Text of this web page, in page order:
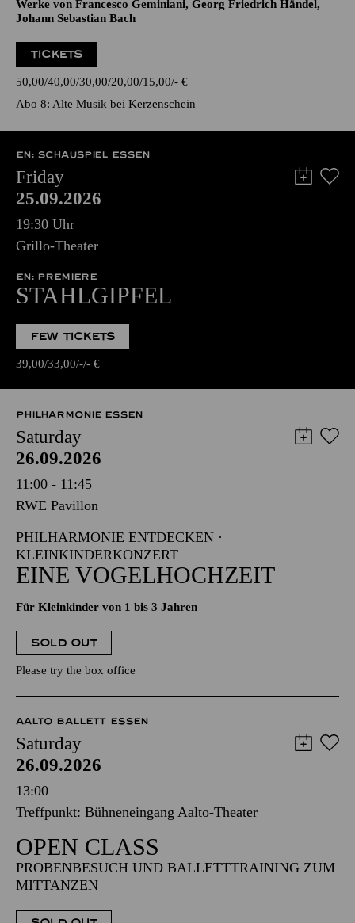
Werke von Francesco Geminiani, Georg Friedrich Händel,
Johann Sebastian Bach
TICKETS
50,00 40,00 30,00 20,00 15,00 - €
Abo 8: Alte Musik bei Kerzenschein
EN: SCHAUSPIEL ESSEN
Friday
25.09.2026
19:30 Uhr
Grillo-Theater
EN: PREMIERE
STAHLGIPFEL
FEW TICKETS
39,00 33,00 - - €
PHILHARMONIE ESSEN
Saturday
26.09.2026
11:00 - 11:45
RWE Pavillon
PHILHARMONIE ENTDECKEN ·
KLEINKINDERKONZERT
EINE VOGELHOCHZEIT
Für Kleinkinder von 1 bis 3 Jahren
SOLD OUT
Please try the box office
AALTO BALLETT ESSEN
Saturday
26.09.2026
13:00
Treffpunkt: Bühneneingang Aalto-Theater
OPEN CLASS
PROBENBESUCH UND BALLETTTRAINING ZUM
MITTANZEN